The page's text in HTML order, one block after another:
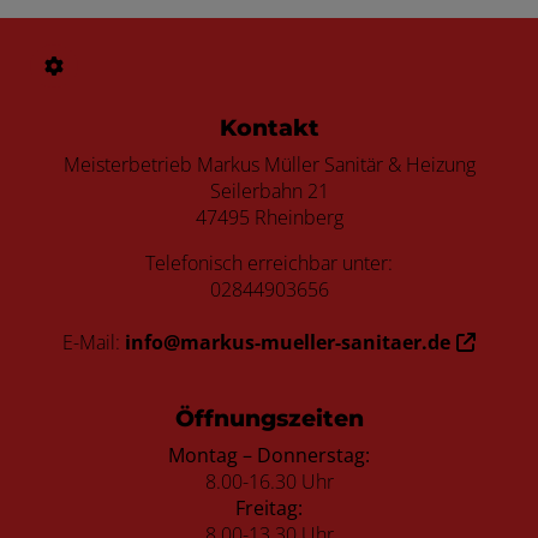
Kontakt
Meisterbetrieb Markus Müller Sanitär & Heizung
Seilerbahn 21
47495 Rheinberg
Telefonisch erreichbar unter:
02844903656
E-Mail: info@markus-mueller-sanitaer.de
Öffnungszeiten
Montag – Donnerstag:
8.00-16.30 Uhr
Freitag: